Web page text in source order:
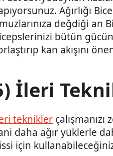
Ağırlığı
değdiği an
bütün
kan akışını
İleri
teknikler çalışmanızı
daha ağır yüklerle
için